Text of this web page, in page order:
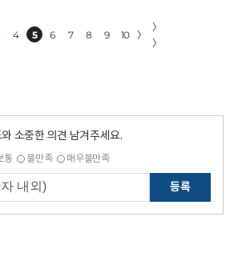
4 5 6 7 8 9 10 〉
〉
〉
소중한 의견 남겨주세요.
통 불만족 매우불만족
등록